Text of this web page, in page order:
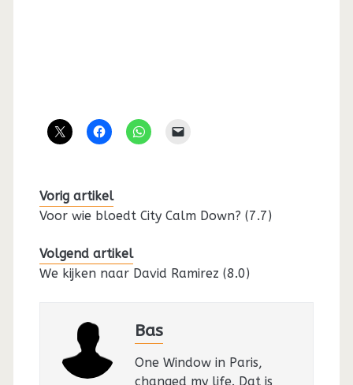
Vorig artikel
Voor wie bloedt City Calm Down? (7.7)
Volgend artikel
We kijken naar David Ramirez (8.0)
Bas
One Window in Paris,
changed my life. Dat is